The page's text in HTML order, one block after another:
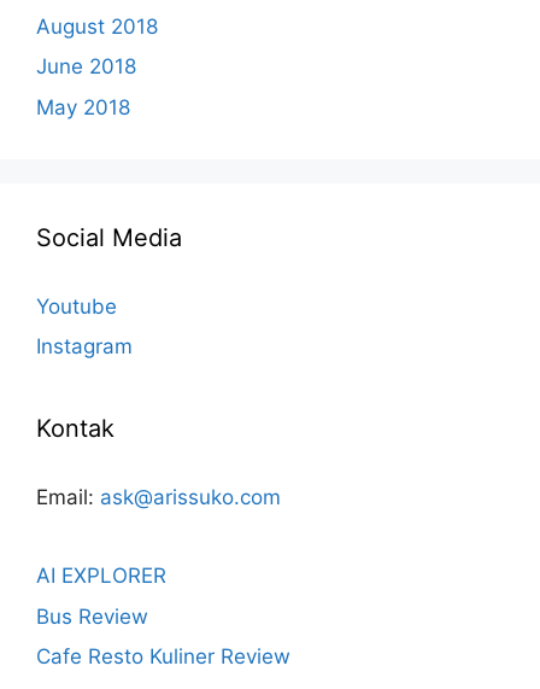
August 2018
June 2018
May 2018
Social Media
Youtube
Instagram
Kontak
Email: ask@arissuko.com
AI EXPLORER
Bus Review
Cafe Resto Kuliner Review